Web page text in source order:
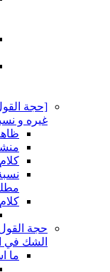
[حجة القول
غيره و
ظاهر
منشأ
كلام
نسبة
كلام
حجة القول
الشك في
ما